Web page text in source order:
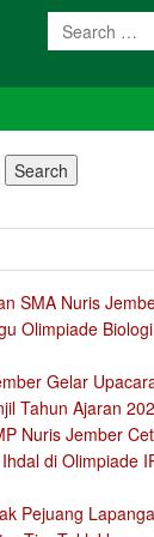
SMA Nuris
Olimpiade Biologi
Gelar
Tahun Ajaran
Nuris Jember
di Olimpiade
Pejuang